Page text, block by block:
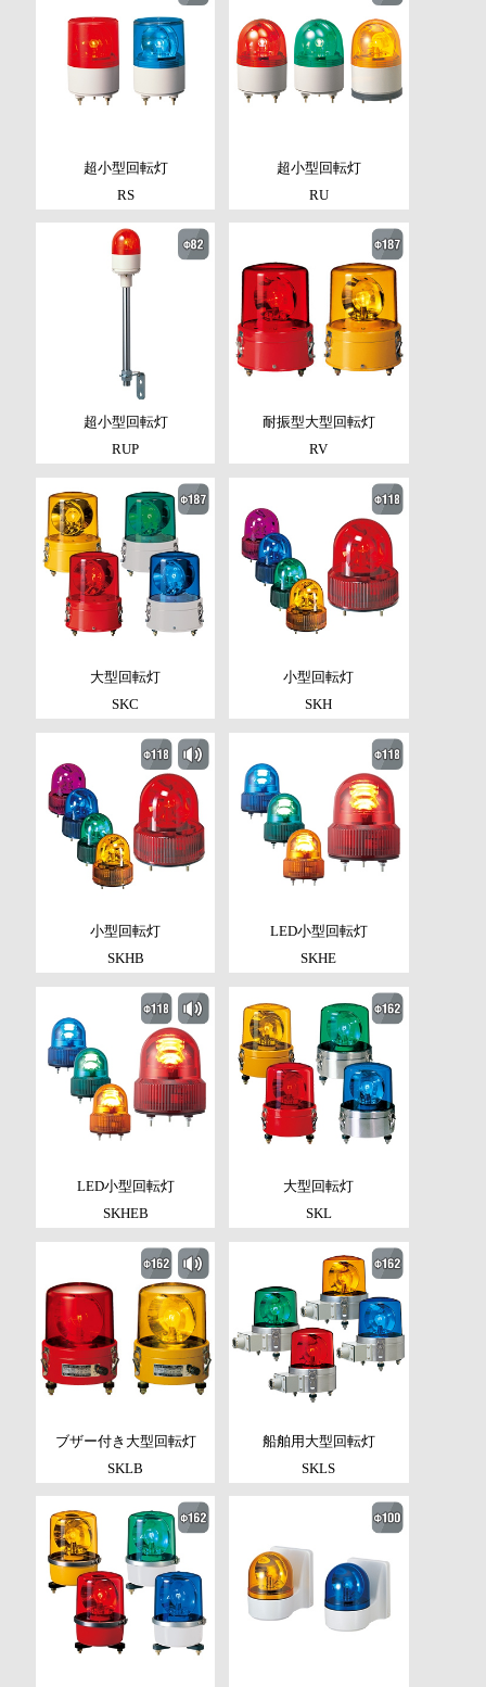
超小型回転灯
RS
超小型回転灯
RU
超小型回転灯
RUP
耐振型大型回転灯
RV
大型回転灯
SKC
小型回転灯
SKH
小型回転灯
SKHB
LED小型回転灯
SKHE
LED小型回転灯
SKHEB
大型回転灯
SKL
ブザー付き大型回転灯
SKLB
船舶用大型回転灯
SKLS